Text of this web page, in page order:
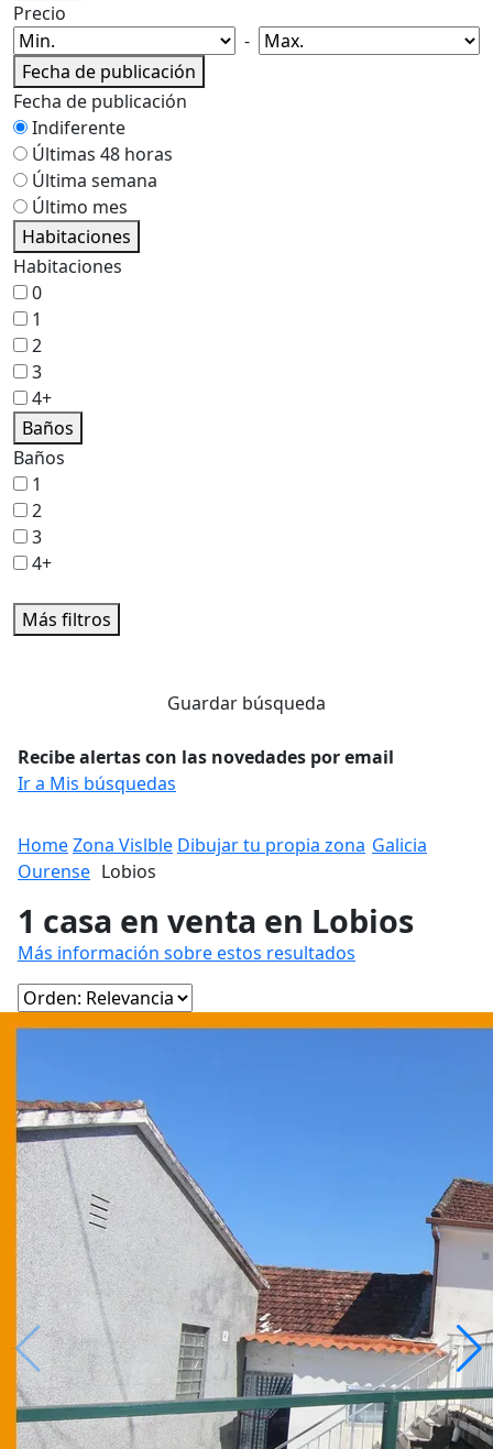
Precio
-
Fecha de publicación
Fecha de publicación
Indiferente
Últimas 48 horas
Última semana
Último mes
Habitaciones
Habitaciones
0
1
2
3
4+
Baños
Baños
1
2
3
4+
Más filtros
Guardar búsqueda
Recibe alertas con las novedades por email
Ir a Mis búsquedas
HomeZona Vislble Dibujar tu propia zona Galicia
Ourense Lobios
1 casa en venta en Lobios
Más información sobre estos resultados